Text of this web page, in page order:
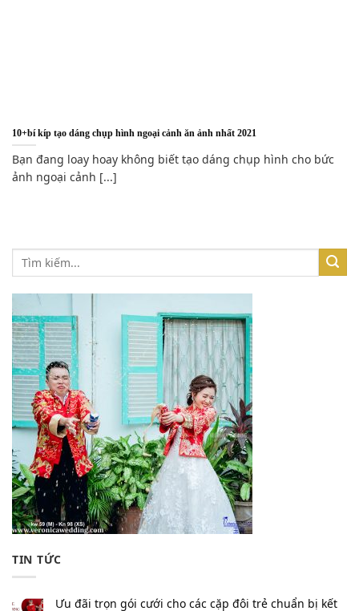
10+bí kíp tạo dáng chụp hình ngoại cảnh ăn ảnh nhất 2021
Bạn đang loay hoay không biết tạo dáng chụp hình cho bức
ảnh ngoại cảnh [...]
TIN TỨC
Ưu đãi trọn gói cưới cho các cặp đôi trẻ chuẩn bị kết